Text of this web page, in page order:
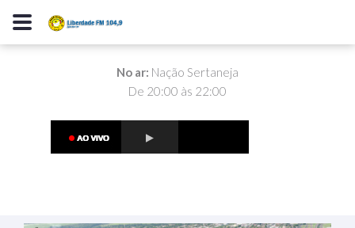
No ar: Nação Sertaneja
De 20:00 às 22:00